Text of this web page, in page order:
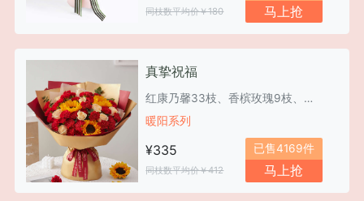
同枝数平均价￥180 马上抢
真挚祝福
红康乃馨33枝、香槟玫瑰9枝、向日葵3枝
暖阳系列
¥335
同枝数平均价￥412
已售4169件
马上抢